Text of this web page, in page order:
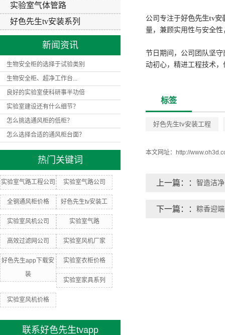
实验室气体管路
好色先生tv安装系列
新闻资讯
生物安全柜的选择于试验类别
生物安全柜、超净工作台...
良好的实验室使科研事半功倍
实验室建设还有什么细节？
怎么挑选通风柜的低柜？
怎么选择合适的通风柜台面？
热门关键词
实验室气路工程公司 实验室气路公司
全钢通风柜价格 好色先生tv安装工
实验室风机公司 实验室气路
高效过滤网公司 实验室风机厂家
好色先生app下载安
装
实验室衣柜价格
实验室家具系列
实验室风机价格
联系好色先生tvapp
公司专注于好色先生tv安
量，兼顾实用性与安全
节日期间，公司团队坚
动初心，精进工程技术
标签
好色先生tv安装工程
本文网址： http://
上一篇： 智造洁
下一篇： 粽香迎